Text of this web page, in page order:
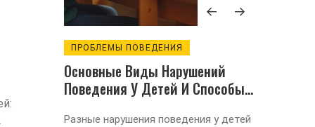
ПРОБЛЕМЫ ПОВЕДЕНИЯ
Основные Виды Нарушений
Поведения У Детей И Способы
Разные нарушения поведения у детей